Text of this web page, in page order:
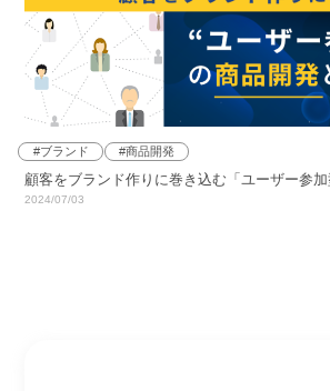
ブランド 商品開発
顧客をブランド作りに巻き込む「ユーザー参
2024/07/03